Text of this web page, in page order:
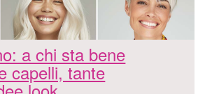
a chi sta bene
capelli, tante